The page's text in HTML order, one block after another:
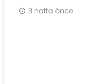
3 hafta önce